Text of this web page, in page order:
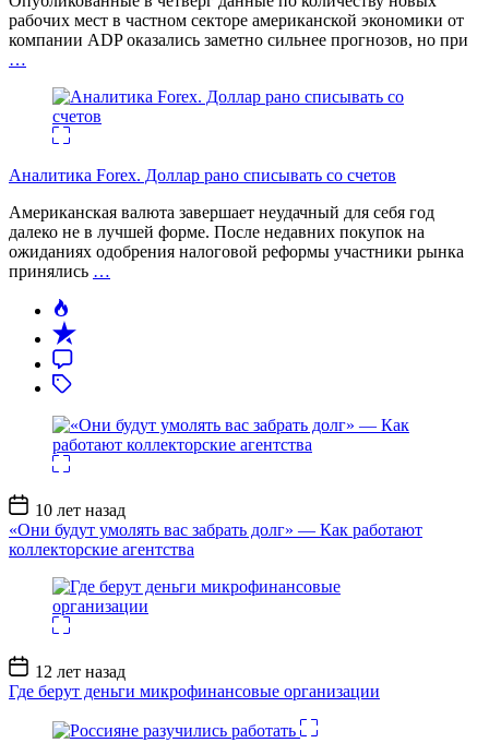
рабочих мест в частном секторе американской экономики от
компании ADP оказались заметно сильнее прогнозов, но при
…
Аналитика Forex. Доллар рано списывать со счетов
Американская валюта завершает неудачный для себя год
далеко не в лучшей форме. После недавних покупок на
ожиданиях одобрения налоговой реформы участники рынка
принялись …
Дата
записи
10 лет назад
«Они будут умолять вас забрать долг» — Как работают
коллекторские агентства
Дата
записи
12 лет назад
Где берут деньги микрофинансовые организации